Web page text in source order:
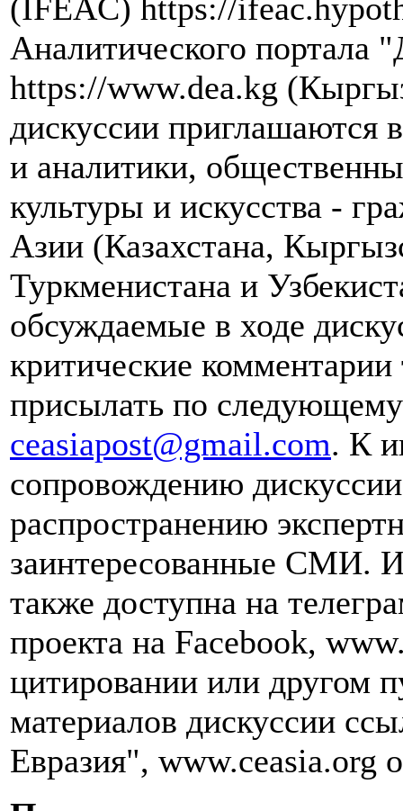
(IFEAC) https://
Аналитического портала
https://www.dea.kg
дискуссии приглашаются
и аналитики,
культуры и искусства -
Азии (Казахстана,
Туркменистана и
обсуждаемые в ходе
критические
присылать по
ceasiapost@gmail.com. К
сопровождению
распространению
заинтересованные СМИ.
также доступна на
проекта на Facebook,
цитировании или другом
материалов дискуссии
Евразия", www.ceasia.org